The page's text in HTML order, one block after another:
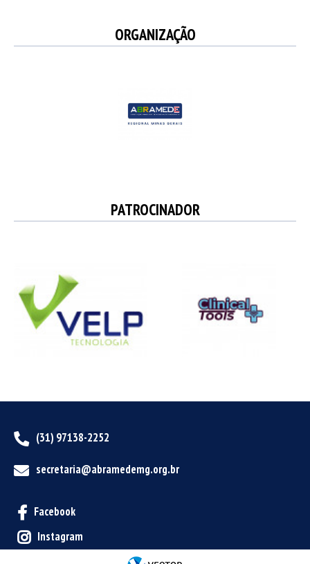
ORGANIZAÇÃO
PATROCINADOR
(31) 97138-2252
secretaria@abramedemg.org.br
Facebook
Instagram